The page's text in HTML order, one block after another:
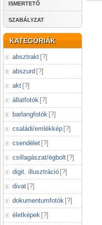
ISMERTETŐ
SZABÁLYZAT
KATEGÓRIÁK
absztrakt [?]
abszurd [?]
akt [?]
állatfotók [?]
barlangfotók [?]
családi/emlékkép [?]
csendélet [?]
csillagászat/égbolt [?]
digit. illusztráció [?]
divat [?]
dokumentumfotók [?]
életképek [?]